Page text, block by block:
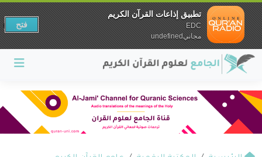
تطبيق إذاعات القرآن الكريم
EDC
مجانيundefined
فتح